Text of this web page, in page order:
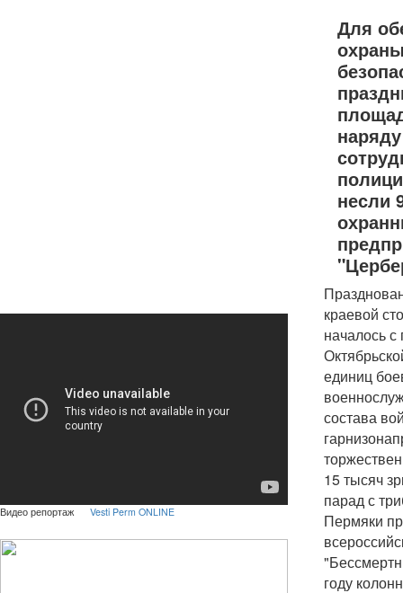
Видео репортаж Vesti Perm ONLINE
Для
несли
краевой
началось
единиц
состава
15 тысяч
парад с
Пермяки
году